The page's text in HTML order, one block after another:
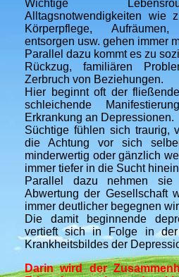
Wichtige
Alltagsnotwendigkeiten wie
Körperpflege,
entsorgen usw. gehen immer
Parallel dazu kommt es zu
Rückzug, familiären
Zerbruch von Beziehungen.
Hier beginnt oft der
schleichende
Erkrankung an Depressionen.
Süchtige fühlen sich traurig,
die Achtung vor sich
minderwertig oder gänzlich
immer tiefer in die Sucht
Parallel dazu nehmen
Abwertung der Gesellschaft
immer deutlicher begegnen
Die damit beginnende
vertieft sich in Folge in der
Krankheitsbildes der
Darin wird der